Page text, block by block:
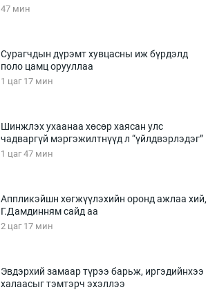
47 мин
Сурагчдын дүрэмт хувцасны иж бүрдэлд
поло цамц орууллаа
1 цаг 17 мин
Шинжлэх ухаанаа хөсөр хаясан улс
чадваргүй мэргэжилтнүүд л “үйлдвэрлэдэг”
1 цаг 47 мин
Аппликэйшн хөгжүүлэхийн оронд ажлаа хий,
Г.Дамдинням сайд аа
2 цаг 17 мин
Эвдэрхий замаар түрээ барьж, иргэдийнхээ
халаасыг тэмтэрч эхэллээ